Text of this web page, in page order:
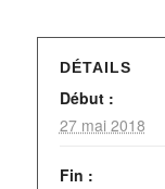
DÉTAILS
Début :
27 mai 2018
Fin :